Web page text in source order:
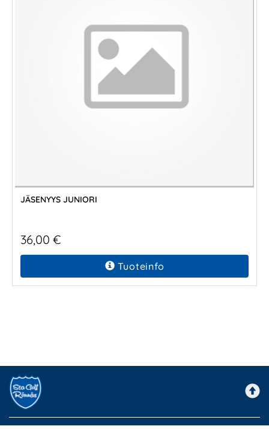
JÄSENYYS JUNIORI
36,00 €
Tuoteinfo